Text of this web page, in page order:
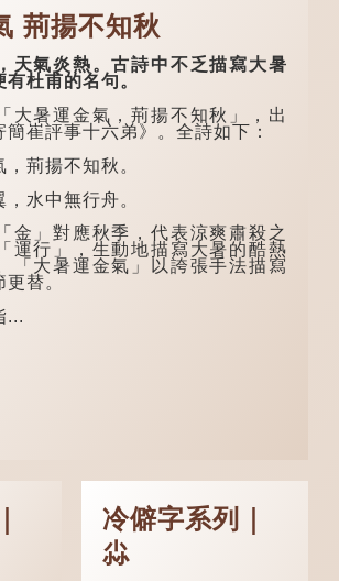
落
說法
不下
棺不
朝蘭
《金
十八
未親
，便
傷；
人執
底失
。
半
它其
——
不
《說文》注本中，
「寥」是「廫」的篆
形，解作空渺、空
虛。如《列仙傳·安
期先生》載琊阜老人
故事，以「寥寥安
期，虛質高清」形容
空虛無所事事。
荊揚不知秋
氣炎熱。古詩中不乏描寫大暑
杜甫的名句。
暑運金氣，荊揚不知秋」，出
簡崔評事十六弟》。全詩如下：
荊揚不知秋。
水中無行舟。
」對應秋季，代表涼爽肅殺之
運行」，生動地描寫大暑的酷熱
「大暑運金氣」以誇張手法描寫
替。
冷僻字系列｜
尛